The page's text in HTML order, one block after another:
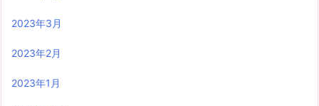
2023年3月
2023年2月
2023年1月